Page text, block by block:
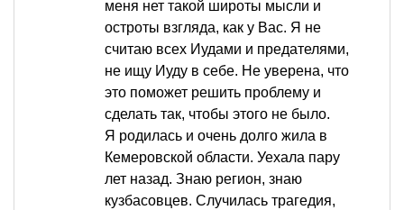
меня нет такой широты мысли и
остроты взгляда, как у Вас. Я не
считаю всех Иудами и предателями,
не ищу Иуду в себе. Не уверена, что
это поможет решить проблему и
сделать так, чтобы этого не было.
Я родилась и очень долго жила в
Кемеровской области. Уехала пару
лет назад. Знаю регион, знаю
кузбасовцев. Случилась трагедия,